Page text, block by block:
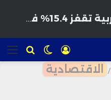
هواتف مخترقة تغزو الأسواق المغربية بأسعار مغرية وتحذيرات من برمجيات تجسس
للبحث الوضع
المظلم
تسجيل
الدخول
/ الاقتصادية